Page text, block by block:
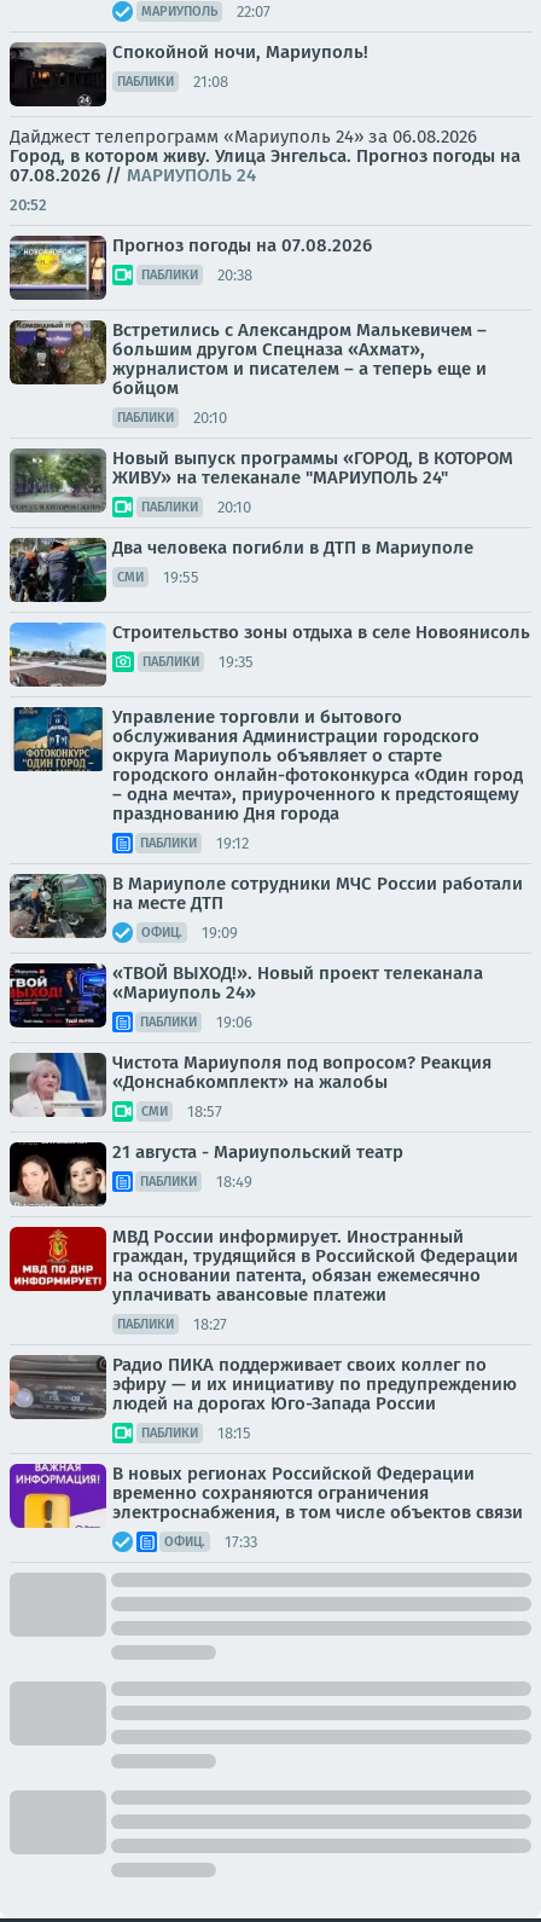
МАРИУПОЛЬ 22:07
Спокойной ночи, Мариуполь!
ПАБЛИКИ 21:08
Дайджест телепрограмм «Мариуполь 24» за 06.08.2026
Город, в котором живу. Улица Энгельса. Прогноз погоды на
07.08.2026 // МАРИУПОЛЬ 24
20:52
Прогноз погоды на 07.08.2026
ПАБЛИКИ 20:38
Встретились с Александром Малькевичем –
большим другом Спецназа «Ахмат»,
журналистом и писателем – а теперь еще и
бойцом
ПАБЛИКИ 20:10
Новый выпуск программы «ГОРОД, В КОТОРОМ
ЖИВУ» на телеканале "МАРИУПОЛЬ 24"
ПАБЛИКИ 20:10
Два человека погибли в ДТП в Мариуполе
СМИ 19:55
Строительство зоны отдыха в селе Новоянисоль
ПАБЛИКИ 19:35
Управление торговли и бытового
обслуживания Администрации городского
округа Мариуполь объявляет о старте
городского онлайн-фотоконкурса «Один город
– одна мечта», приуроченного к предстоящему
празднованию Дня города
ПАБЛИКИ 19:12
В Мариуполе сотрудники МЧС России работали
на месте ДТП
ОФИЦ. 19:09
«ТВОЙ ВЫХОД!». Новый проект телеканала
«Мариуполь 24»
ПАБЛИКИ 19:06
Чистота Мариуполя под вопросом? Реакция
«Донснабкомплект» на жалобы
СМИ 18:57
21 августа - Мариупольский театр
ПАБЛИКИ 18:49
МВД России информирует. Иностранный
граждан, трудящийся в Российской Федерации
на основании патента, обязан ежемесячно
уплачивать авансовые платежи
ПАБЛИКИ 18:27
Радио ПИКА поддерживает своих коллег по
эфиру — и их инициативу по предупреждению
людей на дорогах Юго-Запада России
ПАБЛИКИ 18:15
В новых регионах Российской Федерации
временно сохраняются ограничения
электроснабжения, в том числе объектов связи
ОФИЦ. 17:33